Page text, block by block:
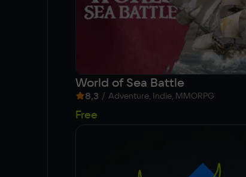
World of Sea Battle
8,3 / Adventure, Indie, MMORPG
Free